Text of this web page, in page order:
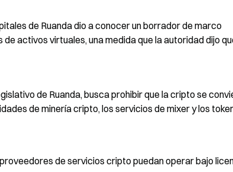
de Ruanda dio a conocer un borrador de marco
activos virtuales, una medida que la autoridad dijo
de Ruanda, busca prohibir que la cripto se
de minería cripto, los servicios de mixer y los
de servicios cripto puedan operar bajo